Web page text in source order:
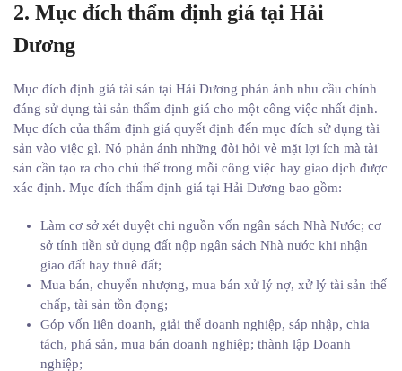
2. Mục đích thẩm định giá tại Hải
Dương
Mục đích định giá tài sản tại Hải Dương phản ánh nhu cầu chính
đáng sử dụng tài sản thẩm định giá cho một công việc nhất định.
Mục đích của thẩm định giá quyết định đến mục đích sử dụng tài
sản vào việc gì. Nó phản ánh những đòi hỏi vè mặt lợi ích mà tài
sản cần tạo ra cho chủ thế trong mỗi công việc hay giao dịch được
xác định. Mục đích thẩm định giá tại Hải Dương bao gồm:
Làm cơ sở xét duyệt chi nguồn vốn ngân sách Nhà Nước; cơ
sở tính tiền sử dụng đất nộp ngân sách Nhà nước khi nhận
giao đất hay thuê đất;
Mua bán, chuyển nhượng, mua bán xử lý nợ, xử lý tài sản thế
chấp, tài sản tồn đọng;
Góp vốn liên doanh, giải thể doanh nghiệp, sáp nhập, chia
tách, phá sản, mua bán doanh nghiệp; thành lập Doanh
nghiệp;